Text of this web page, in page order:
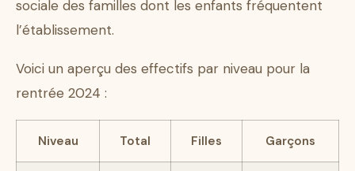
sociale des familles dont les enfants fréquentent
l’établissement.
Voici un aperçu des effectifs par niveau pour la
rentrée 2024 :
Niveau Total Filles Garçons